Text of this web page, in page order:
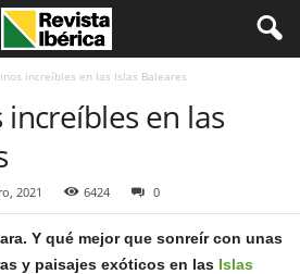
increíbles en las Islas Baleares
en las
2021 6424 0
Y qué mejor que sonreír con unas
y paisajes exóticos en las Islas